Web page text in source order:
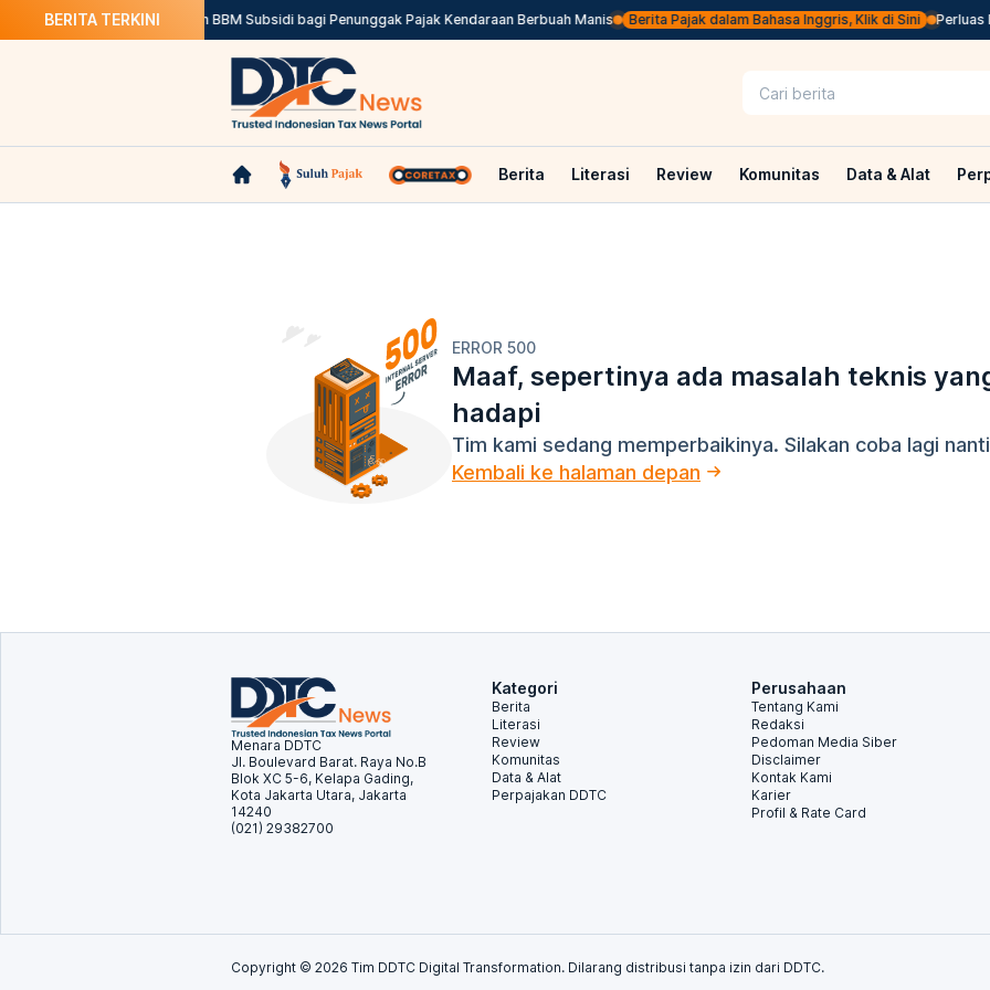
BERITA TERKINI
5,29 Persen Larangan BBM Subsidi bagi Penunggak Pajak Kendaraan Berbuah Manis Berita Pajak dalam Bahasa Inggris, Klik di Sini Perluas
Berita Literasi Review Komunitas Data & Alat
ERROR 500
Maaf, sepertinya ada masalah teknis
hadapi
Tim kami sedang memperbaikinya. Silakan coba lagi
Kembali ke halaman depan
Menara DDTC
Jl. Boulevard Barat. Raya No.B
Blok XC 5-6, Kelapa Gading,
Kota Jakarta Utara, Jakarta
14240
(021) 29382700
Kategori
Berita
Literasi
Review
Komunitas
Data & Alat
Perpajakan DDTC
Perusahaan
Tentang Kami
Redaksi
Pedoman Media Siber
Disclaimer
Kontak Kami
Karier
Profil & Rate Card
Copyright © 2026 Tim DDTC Digital Transformation. Dilarang distribusi tanpa izin dari DDTC.